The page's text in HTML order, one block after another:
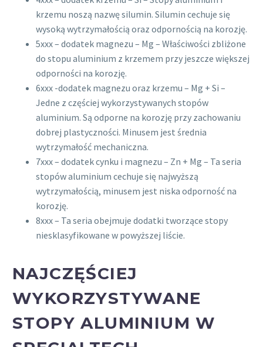
krzemu noszą nazwę silumin. Silumin cechuje się
wysoką wytrzymałością oraz odpornością na korozję.
5xxx – dodatek magnezu – Mg – Właściwości zbliżone
do stopu aluminium z krzemem przy jeszcze większej
odporności na korozję.
6xxx -dodatek magnezu oraz krzemu – Mg + Si –
Jedne z częściej wykorzystywanych stopów
aluminium. Są odporne na korozję przy zachowaniu
dobrej plastyczności. Minusem jest średnia
wytrzymałość mechaniczna.
7xxx – dodatek cynku i magnezu – Zn + Mg – Ta seria
stopów aluminium cechuje się najwyższą
wytrzymałością, minusem jest niska odporność na
korozję.
8xxx – Ta seria obejmuje dodatki tworzące stopy
niesklasyfikowane w powyższej liście.
NAJCZĘŚCIEJ
WYKORZYSTYWANE
STOPY ALUMINIUM W